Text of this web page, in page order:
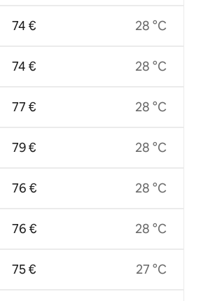
74 €
74 €
77 €
79 €
76 €
76 €
75 €
28 °C
28 °C
28 °C
28 °C
28 °C
28 °C
27 °C